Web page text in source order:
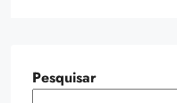
Pesquisar